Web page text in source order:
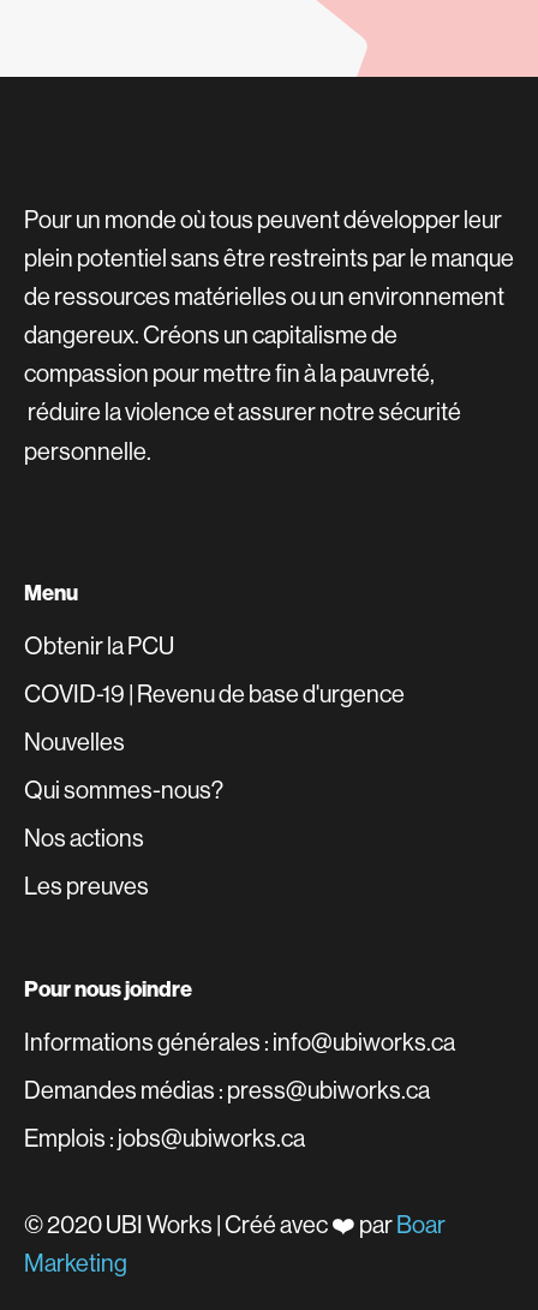
Pour un monde où tous peuvent développer leur
plein potentiel sans être restreints par le manque
de ressources matérielles ou un environnement
dangereux. Créons un capitalisme de
compassion pour mettre fin à la pauvreté,
réduire la violence et assurer notre sécurité
personnelle.
Menu
Obtenir la PCU
COVID-19 | Revenu de base d'urgence
Nouvelles
Qui sommes-nous?
Nos actions
Les preuves
Pour nous joindre
Informations générales : info@ubiworks.ca
Demandes médias : press@ubiworks.ca
Emplois : jobs@ubiworks.ca
© 2020 UBI Works | Créé avec ❤️ par Boar
Marketing